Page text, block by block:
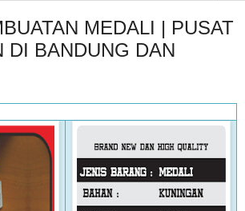
MEDALI | PUSAT
DI BANDUNG DAN